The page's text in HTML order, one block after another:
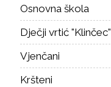
Osnovna škola
Dječji vrtić "Klinčec"
Vjenčani
Kršteni